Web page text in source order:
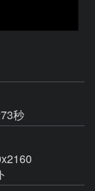
秒